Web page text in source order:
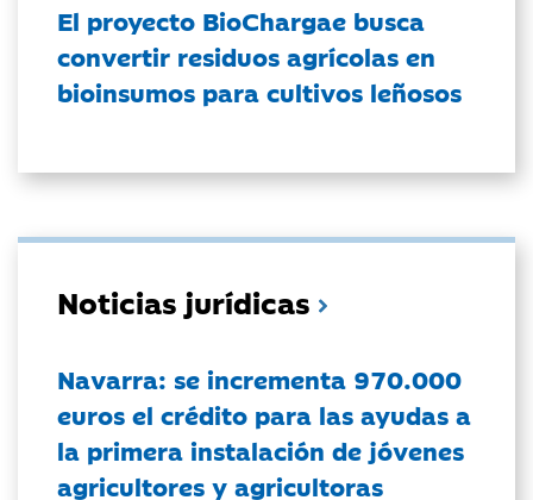
El proyecto BioChargae busca
convertir residuos agrícolas en
bioinsumos para cultivos leñosos
Noticias jurídicas
Navarra: se incrementa 970.000
euros el crédito para las ayudas a
la primera instalación de jóvenes
agricultores y agricultoras